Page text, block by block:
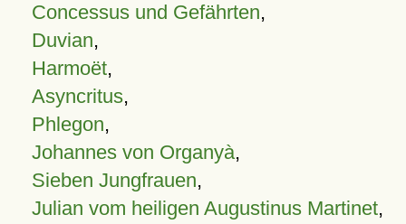
Concessus und Gefährten,
Duvian,
Harmoët,
Asyncritus,
Phlegon,
Johannes von Organyà,
Sieben Jungfrauen,
Julian vom heiligen Augustinus Martinet,